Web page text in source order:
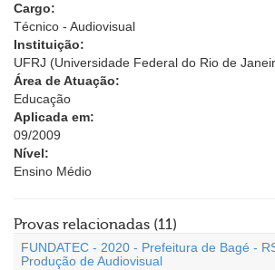
Cargo:
Técnico - Audiovisual
Instituição:
UFRJ (Universidade Federal do Rio de
Área de Atuação:
Educação
Aplicada em:
09/2009
Nível:
Ensino Médio
Provas relacionadas (11)
FUNDATEC - 2020 - Prefeitura de Bagé -
Produção de Audiovisual